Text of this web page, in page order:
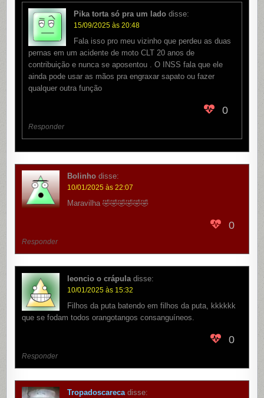
Pika torta só pra um lado disse:
15/09/2025 às 20:48
Fala isso pro meu vizinho que perdeu as duas
pernas em um acidente de moto CLT 20 anos de
contribuição e nunca se aposentou . O INSS fala que ele
ainda pode usar as mãos pra engraxar sapato ou fazer
qualquer outra função
0
Responder
Bolinho disse:
10/01/2025 às 22:07
Maravilha 🤣🤣🤣🤣🤣🤣
0
Responder
leoncio o crápula disse:
10/01/2025 às 15:32
Filhos da puta batendo em filhos da puta, kkkkkk
que se fodam todos orangotangos consanguíneos.
0
Responder
Tropadoscareca disse: